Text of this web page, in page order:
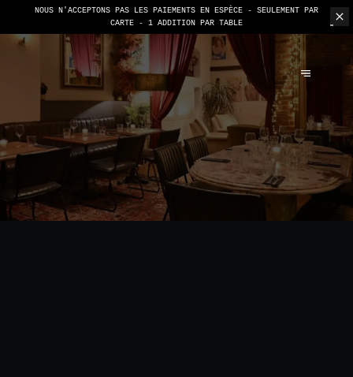
NOUS N'ACCEPTONS PAS LES PAIEMENTS EN ESPÈCE - SEULEMENT PAR
CARTE - 1 ADDITION PAR TABLE